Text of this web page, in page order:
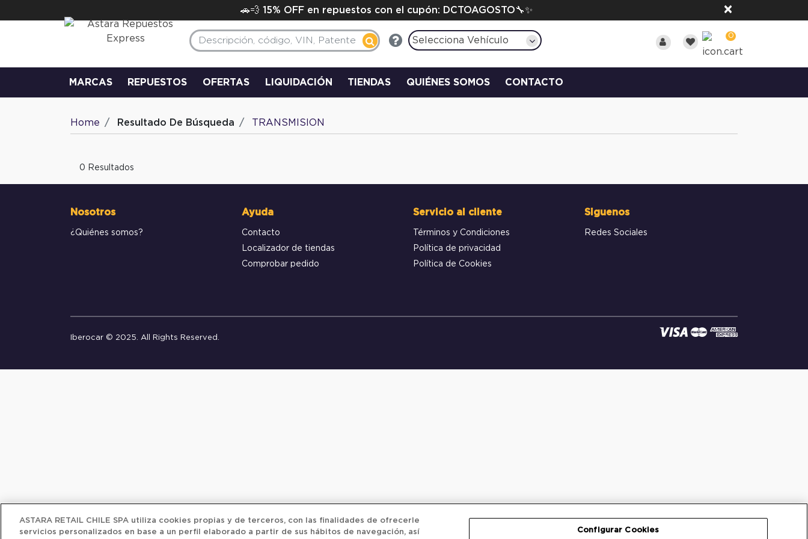
🚗💨 15% OFF en repuestos con el cupón: DCTOAGOSTO🔧✨ ×
Selecciona Vehículo 0
MARCAS REPUESTOS OFERTAS LIQUIDACIÓN TIENDAS QUIÉNES SOMOS CONTACTO
Home Resultado De Búsqueda TRANSMISION
0 Resultados
Nosotros
¿Quiénes somos?
Ayuda
Contacto
Localizador de tiendas
Comprobar pedido
Servicio al cliente
Términos y Condiciones
Política de privacidad
Política de Cookies
Siguenos
Redes Sociales
Iberocar © 2025. All Rights Reserved.
ASTARA RETAIL CHILE SPA utiliza cookies propias y de terceros, con las finalidades de ofrecerle
servicios personalizados en base a un perfil elaborado a partir de sus hábitos de navegación, así
Configurar Cookies